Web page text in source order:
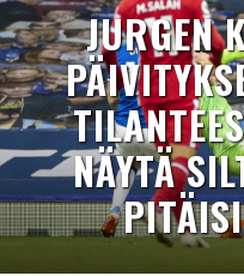
JURGEN
NÄYTÄ